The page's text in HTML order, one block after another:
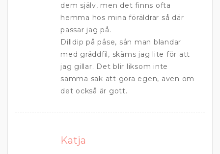
dem själv, men det finns ofta
hemma hos mina föräldrar så där
passar jag på.
Dilldip på påse, sån man blandar
med gräddfil, skäms jag lite för att
jag gillar. Det blir liksom inte
samma sak att göra egen, även om
det också är gott.
Katja